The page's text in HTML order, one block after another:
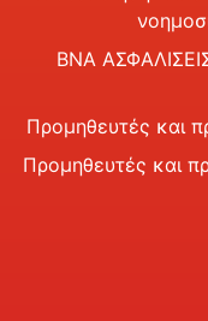
BNA
Προμηθευτές και
Προμηθευτές και